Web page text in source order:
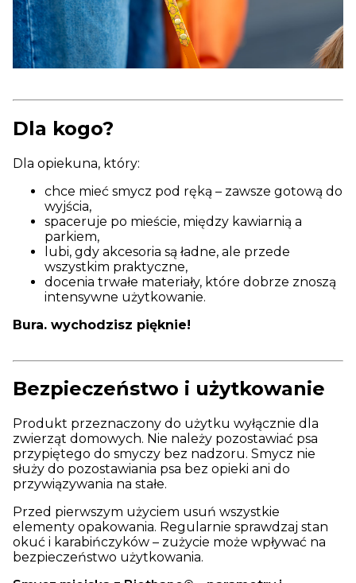
Dla kogo?
Dla opiekuna, który:
chce mieć smycz pod ręką – zawsze gotową do
wyjścia,
spaceruje po mieście, między kawiarnią a
parkiem,
lubi, gdy akcesoria są ładne, ale przede
wszystkim praktyczne,
docenia trwałe materiały, które dobrze znoszą
intensywne użytkowanie.
Bura. wychodzisz pięknie!
Bezpieczeństwo i użytkowanie
Produkt przeznaczony do użytku wyłącznie dla
zwierząt domowych. Nie należy pozostawiać psa
przypiętego do smyczy bez nadzoru. Smycz nie
służy do pozostawiania psa bez opieki ani do
przywiązywania na stałe.
Przed pierwszym użyciem usuń wszystkie
elementy opakowania. Regularnie sprawdzaj stan
okuć i karabińczyków – zużycie może wpływać na
bezpieczeństwo użytkowania.